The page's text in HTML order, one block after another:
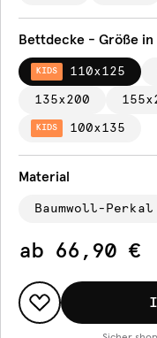
Bettdecke - Größe in
KIDS 110x125
135x200
KIDS 100x135
Material
Baumwoll-Perkal
ab 66,90 €